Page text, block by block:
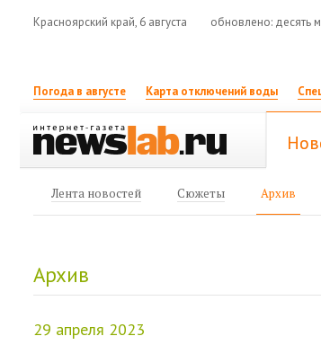
Красноярский край, 6 августа обновлено: десять
Погода в августе Карта отключений воды
Лента новостей Сюжеты Архив
Архив
29 апреля 2023